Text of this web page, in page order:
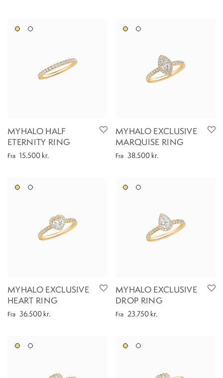
MYHALO HALF
ETERNITY RING
Fra 15.500 kr.
MYHALO EXCLUSIVE
MARQUISE RING
Fra 38.500 kr.
MYHALO EXCLUSIVE
HEART RING
Fra 36.500 kr.
MYHALO EXCLUSIVE
DROP RING
Fra 23.750 kr.